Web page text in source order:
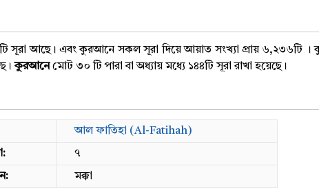
সূরা আছে। এবং কুরআনে সকল সূরা দিয়ে আয়াত সংখ্যা প্রায় ৬,২৩৬টি
কুরআনেমোট ৩০ টি পারা বা অধ্যায় মধ্যে ১৪৪টি সূরা রাখা হয়েছে।
আল ফাতিহা (Al-Fatihah)
৭
মক্কা